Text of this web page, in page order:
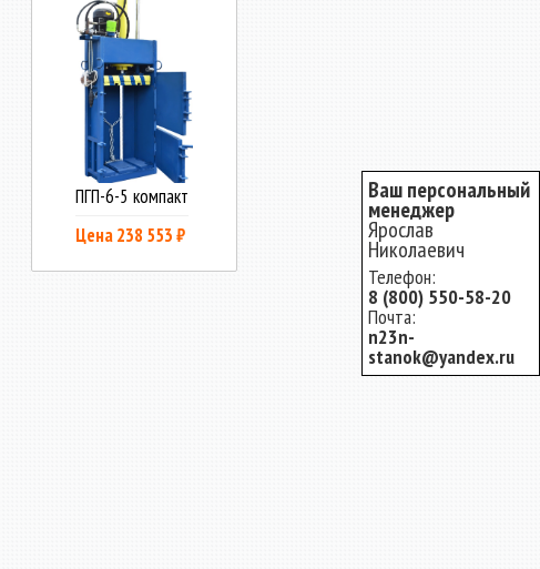
ПГП-6-5 компакт
Цена 238 553 ₽
Ваш персональный
менеджер
Ярослав
Николаевич
Телефон:
8 (800) 550-58-20
Почта:
n23n-
stanok@yandex.ru